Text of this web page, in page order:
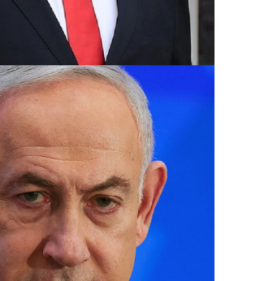
مسعود بزشكيان.
ومنذ 8 تشرين الأول
قصفا يوميا عبر “الخط
آلاف مفقود.